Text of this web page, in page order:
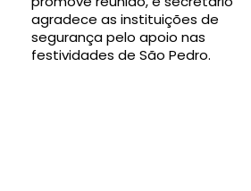
agradece as instituições de
segurança pelo apoio nas
festividades de São Pedro.